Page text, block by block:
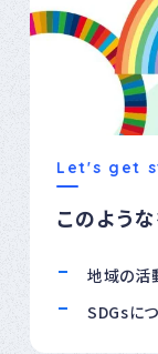
Let's get
このよう
地域の活
SDGsに